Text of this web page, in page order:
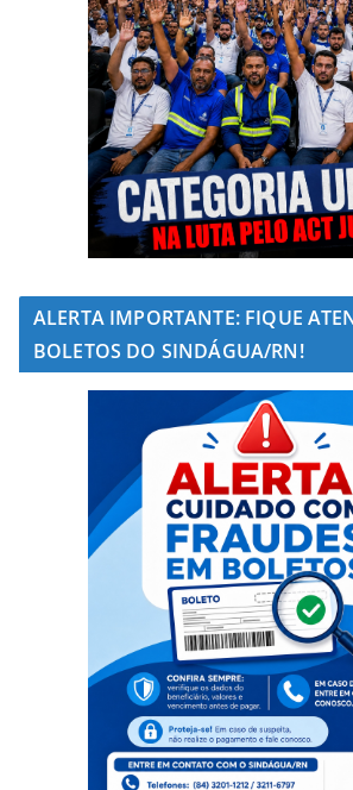
ALERTA IMPORTANTE: FIQUE
BOLETOS DO SINDÁGUA/RN!